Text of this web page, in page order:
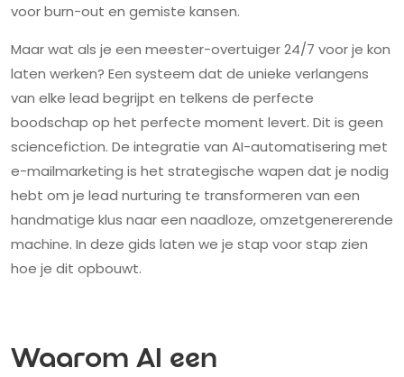
voor burn-out en gemiste kansen.
Maar wat als je een meester-overtuiger 24/7 voor je kon
laten werken? Een systeem dat de unieke verlangens
van elke lead begrijpt en telkens de perfecte
boodschap op het perfecte moment levert. Dit is geen
sciencefiction. De integratie van AI-automatisering met
e-mailmarketing is het strategische wapen dat je nodig
hebt om je lead nurturing te transformeren van een
handmatige klus naar een naadloze, omzetgenererende
machine. In deze gids laten we je stap voor stap zien
hoe je dit opbouwt.
Waarom AI een